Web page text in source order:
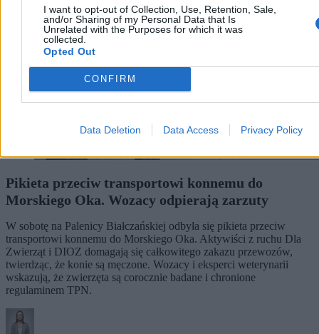
I want to opt-out of Collection, Use, Retention, Sale,
and/or Sharing of my Personal Data that Is
Unrelated with the Purposes for which it was
collected.
Opted Out
CONFIRM
Data Deletion Data Access Privacy Policy
Pikieta przeciw transportowi konnemu do
Morskiego Oka. Wozacy odpierają zarzuty
W sobotę na Palenicy Białczańskiej odbyła się pikieta przeciw
transportowi konnemu do Morskiego Oka. Aktywiści z ruchu Dla
Zwierząt i DIOZ domagają się całkowitego zakazu przewozów,
twierdząc, że konie są męczone. Wozacy i eksperci weterynarii
wskazują, że zwierzęta są corocznie badane i chronione
regulaminem TPN.